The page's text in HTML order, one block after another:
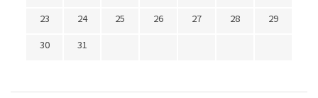
23
24 25 26 27 28
29
30
31